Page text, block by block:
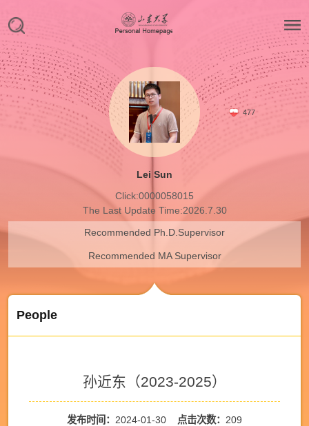
477
Lei Sun
Click:0000058015
The Last Update Time:2026.7.30
Recommended Ph.D.Supervisor
Recommended MA Supervisor
People
孙近东（2023-2025）
发布时间： 2024-01-30 点击次数： 209